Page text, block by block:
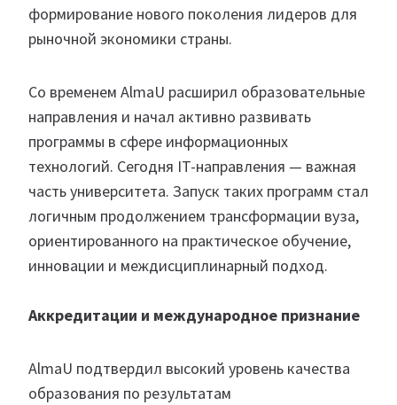
формирование нового поколения лидеров для
рыночной экономики страны.
Со временем AlmaU расширил образовательные
направления и начал активно развивать
программы в сфере информационных
технологий. Сегодня IT-направления — важная
часть университета. Запуск таких программ стал
логичным продолжением трансформации вуза,
ориентированного на практическое обучение,
инновации и междисциплинарный подход.
Аккредитации и международное признание
AlmaU подтвердил высокий уровень качества
образования по результатам